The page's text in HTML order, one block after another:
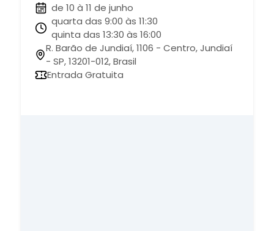
de 10 à 11 de junho
quarta das 9:00 às 11:30
quinta das 13:30 às 16:00
R. Barão de Jundiaí, 1106 - Centro, Jundiaí
- SP, 13201-012, Brasil
Entrada Gratuita